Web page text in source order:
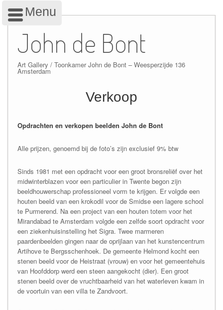
Skip
content
John de Bont
Art Gallery / Toonkamer John de Bont – Weesperzijde 136
Amsterdam
Verkoop
Opdrachten en verkopen beelden John de Bont
Alle prijzen, genoemd bij de foto’s zijn exclusief 9% btw
Sinds 1981 met een opdracht voor een groot bronsreliëf over het
midwinterblazen voor een particulier in Twente begon zijn
beeldhouwerschap professioneel vorm te krijgen. Er volgde een
houten beeld van een krokodil voor de Smidse een lagere school
te Purmerend. Na een project van een houten totem voor het
Mirandabad te Amsterdam volgde een zelfde soort opdracht voor
een ziekenhuisinstelling het Sigra. Twee marmeren
paardenbeelden gingen naar de oprijlaan van het kunstencentrum
Artihove te Bergsschenhoek. De gemeente Helmond kocht een
stenen beeld voor de Heistraat (vrouw) en voor het gemeentehuis
van Hoofddorp werd een steen aangekocht (dier). Een groot
stenen beeld over de vruchtbaarheid van het waterleven kwam in
de voortuin van een villa te Zandvoort.
Menu